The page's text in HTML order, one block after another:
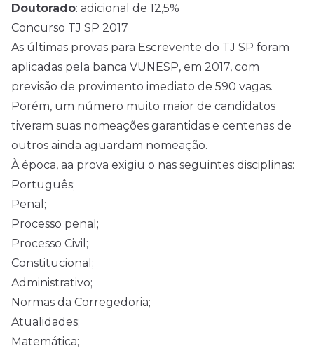
Doutorado: adicional de 12,5%
Concurso TJ SP 2017
As últimas provas para Escrevente do TJ SP foram
aplicadas pela banca VUNESP, em 2017, com
previsão de provimento imediato de 590 vagas.
Porém, um número muito maior de candidatos
tiveram suas nomeações garantidas e centenas de
outros ainda aguardam nomeação.
À época, aa prova exigiu o nas seguintes disciplinas:
Português;
Penal;
Processo penal;
Processo Civil;
Constitucional;
Administrativo;
Normas da Corregedoria;
Atualidades;
Matemática;